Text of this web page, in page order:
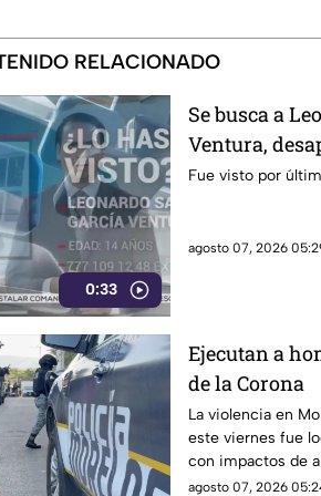
RELACIONADO
0:33
Se busca a
Ventura,
Fue visto por
agosto 07, 2026
Ejecutan a
de la Corona
La violencia en
este viernes fue
con impactos de
alianza nacional,
agosto 07, 2026